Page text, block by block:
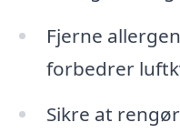
Fjerne
forbedrer
Sikre at